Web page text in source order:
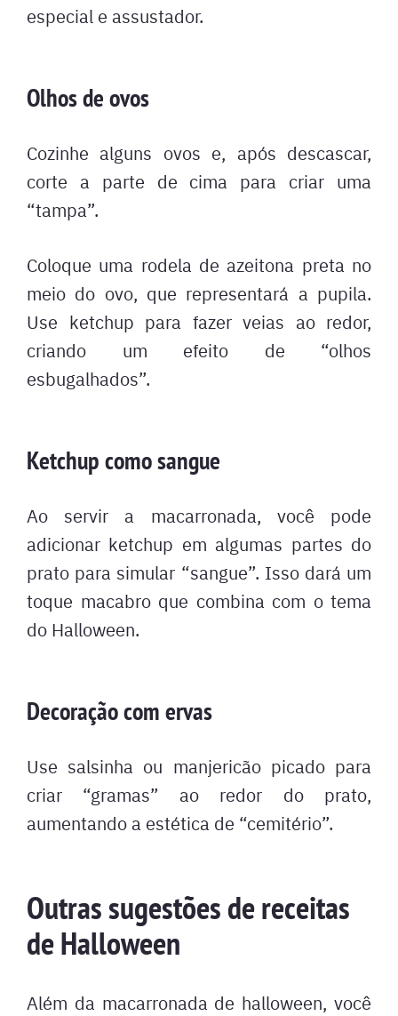
especial e assustador.
Olhos de ovos
Cozinhe alguns ovos e, após descascar,
corte a parte de cima para criar uma
“tampa”.
Coloque uma rodela de azeitona preta no
meio do ovo, que representará a pupila.
Use ketchup para fazer veias ao redor,
criando um efeito de “olhos
esbugalhados”.
Ketchup como sangue
Ao servir a macarronada, você pode
adicionar ketchup em algumas partes do
prato para simular “sangue”. Isso dará um
toque macabro que combina com o tema
do Halloween.
Decoração com ervas
Use salsinha ou manjericão picado para
criar “gramas” ao redor do prato,
aumentando a estética de “cemitério”.
Outras sugestões de receitas
de Halloween
Além da macarronada de halloween, você